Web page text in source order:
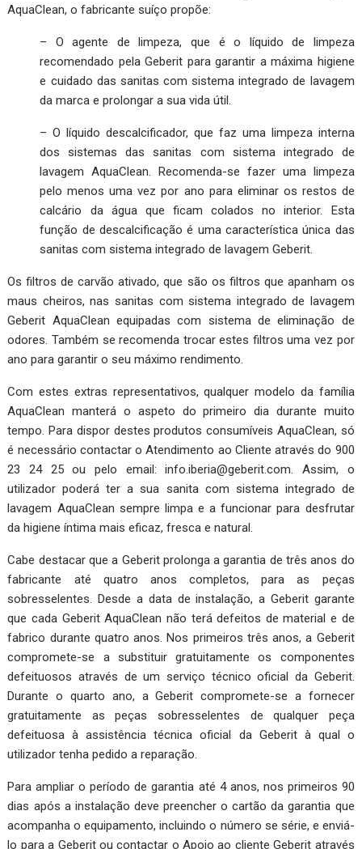
AquaClean, o fabricante suíço propõe:
– O agente de limpeza, que é o líquido de limpeza
recomendado pela Geberit para garantir a máxima higiene
e cuidado das sanitas com sistema integrado de lavagem
da marca e prolongar a sua vida útil.
– O líquido descalcificador, que faz uma limpeza interna
dos sistemas das sanitas com sistema integrado de
lavagem AquaClean. Recomenda-se fazer uma limpeza
pelo menos uma vez por ano para eliminar os restos de
calcário da água que ficam colados no interior. Esta
função de descalcificação é uma característica única das
sanitas com sistema integrado de lavagem Geberit.
Os filtros de carvão ativado, que são os filtros que apanham os
maus cheiros, nas sanitas com sistema integrado de lavagem
Geberit AquaClean equipadas com sistema de eliminação de
odores. Também se recomenda trocar estes filtros uma vez por
ano para garantir o seu máximo rendimento.
Com estes extras representativos, qualquer modelo da família
AquaClean manterá o aspeto do primeiro dia durante muito
tempo. Para dispor destes produtos consumíveis AquaClean, só
é necessário contactar o Atendimento ao Cliente através do 900
23 24 25 ou pelo email: info.iberia@geberit.com. Assim, o
utilizador poderá ter a sua sanita com sistema integrado de
lavagem AquaClean sempre limpa e a funcionar para desfrutar
da higiene íntima mais eficaz, fresca e natural.
Cabe destacar que a Geberit prolonga a garantia de três anos do
fabricante até quatro anos completos, para as peças
sobresselentes. Desde a data de instalação, a Geberit garante
que cada Geberit AquaClean não terá defeitos de material e de
fabrico durante quatro anos. Nos primeiros três anos, a Geberit
compromete-se a substituir gratuitamente os componentes
defeituosos através de um serviço técnico oficial da Geberit.
Durante o quarto ano, a Geberit compromete-se a fornecer
gratuitamente as peças sobresselentes de qualquer peça
defeituosa à assistência técnica oficial da Geberit à qual o
utilizador tenha pedido a reparação.
Para ampliar o período de garantia até 4 anos, nos primeiros 90
dias após a instalação deve preencher o cartão da garantia que
acompanha o equipamento, incluindo o número se série, e enviá-
lo para a Geberit ou contactar o Apoio ao cliente Geberit através